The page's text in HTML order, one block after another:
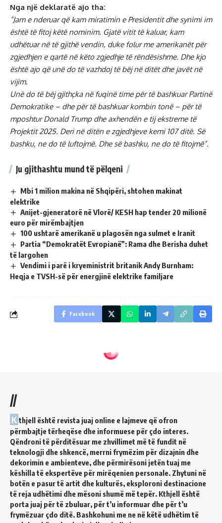
Nga një deklaratë ajo tha:
“Jam e nderuar që kam miratimin e Presidentit dhe synimi im
është të fitoj këtë nominim. Gjatë vitit të kaluar, kam
udhëtuar në të gjithë vendin, duke folur me amerikanët për
zgjedhjen e qartë në këto zgjedhje të rëndësishme. Dhe kjo
është ajo që unë do të vazhdoj të bëj në ditët dhe javët në
vijim.
Unë do të bëj gjithçka në fuqinë time për të bashkuar Partinë
Demokratike – dhe për të bashkuar kombin tonë – për të
mposhtur Donald Trump dhe axhendën e tij ekstreme të
Projektit 2025. Deri në ditën e zgjedhjeve kemi 107 ditë. Së
bashku, ne do të luftojmë. Dhe së bashku, ne do të fitojmë”.
Ju gjithashtu mund të pëlqeni
Mbi 1 milion makina në Shqipëri, shtohen makinat
elektrike
Anijet-gjeneratorë në Vlorë/ KESH hap tender 20 milionë
euro për mirëmbajtjen
100 ushtarë amerikanë u plagosën nga sulmet e Iranit
Partia “Demokratët Evropianë”: Rama dhe Berisha duhet
të largohen
Vendimi i parë i kryeministrit britanik Andy Burnham:
Heqja e TVSH-së për energjinë elektrike familjare
Facebook
//
K thjell është revista juaj online e lajmeve që ofron
përmbajtje tërheqëse dhe informuese për çdo interes.
Qëndroni të përditësuar me zhvillimet më të fundit në
teknologji dhe shkencë, merrni frymëzim për dizajnin dhe
dekorimin e ambienteve, dhe përmirësoni jetën tuaj me
këshilla të ekspertëve për mirëqenien personale. Zhytuni në
botën e pasur të artit dhe kulturës, eksploroni destinacione
të reja udhëtimi dhe mësoni shumë më tepër. Kthjell është
porta juaj për të zbuluar, për t’u informuar dhe për t’u
frymëzuar çdo ditë. Bashkohuni me ne në këtë udhëtim të